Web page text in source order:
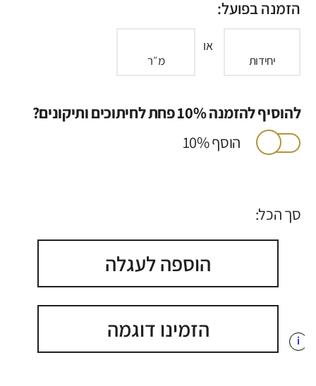
הזמנה בפועל:
יחידות
או
מ״ר
להוסיף להזמנה 10% פחת לחיתוכים ותיקונים?
הוסף 10%
סך הכל:
הוספה לעגלה
הזמינו דוגמה i